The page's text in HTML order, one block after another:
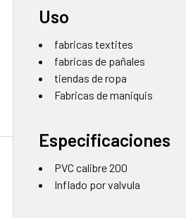
Uso
fabricas textites
fabricas de pañales
tiendas de ropa
Fabricas de maniquis
Especificaciones
PVC calibre 200
Inflado por valvula